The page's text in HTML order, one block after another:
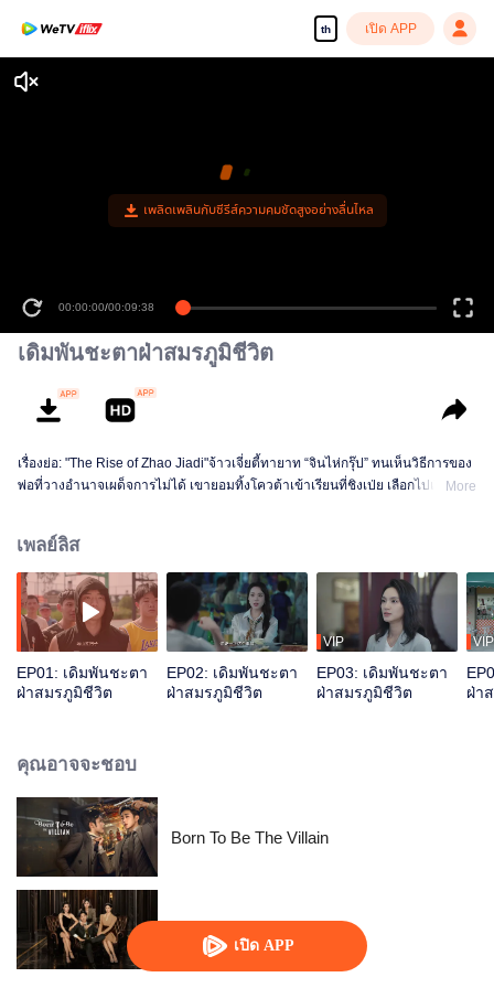
th เปิด APP
เปิด APP
เดิมพันชะตาฝ่าสมรภูมิชีวิต
เรื่องย่อ: "The Rise of Zhao Jiadi"จ้าวเจี่ยตี้ทายาท “จินไห่กรุ๊ป” ทนเห็นวิธีการของ
พ่อที่วางอำนาจเผด็จการไม่ได้ เขายอมทิ้งโควต้าเข้าเรียนที่ชิงเป่ย เลือกไปเรียนต่อ
อย่างเฉินหงสยง
More
เพลย์ลิส
EP01: เดิมพันชะตา
ฝ่าสมรภูมิชีวิต
EP02: เดิมพันชะตา
ฝ่าสมรภูมิชีวิต
VIP
EP03: เดิมพันชะตา
ฝ่าสมรภูมิชีวิต
VIP
ฝ่า
คุณอาจจะชอบ
Born To Be The Villain